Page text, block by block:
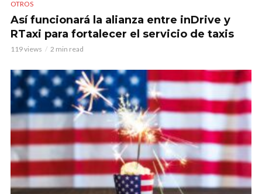
OTROS
Así funcionará la alianza entre inDrive y
RTaxi para fortalecer el servicio de taxis
119 views 2 min read